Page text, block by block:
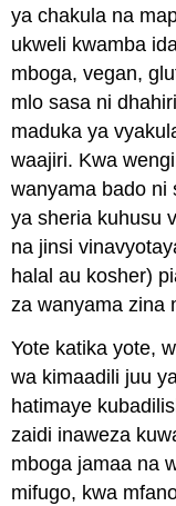
ya chakula na
ukweli kwamba
mboga, vegan,
mlo sasa ni
maduka ya
waajiri. Kwa
wanyama bado ni
ya sheria kuhusu
na jinsi
halal au kosher)
za wanyama zina
Yote katika yote,
wa kimaadili juu
hatimaye
zaidi inaweza
mboga jamaa na
mifugo, kwa